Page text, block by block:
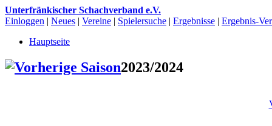
Unterfränkischer Schachverband e.V.
Einloggen | Neues | Vereine | Spielersuche | Ergebnisse | Ergebnis-
Hauptseite
2023/2024